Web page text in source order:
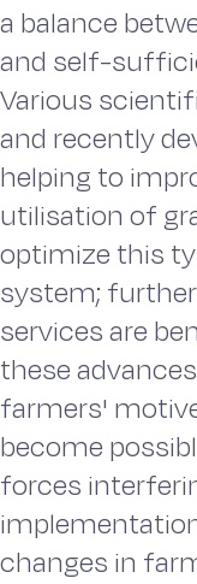
a balance
and self-
Various
and recently
helping to
utilisation of
optimize this
system;
services are
these
farmers'
become
forces
changes in